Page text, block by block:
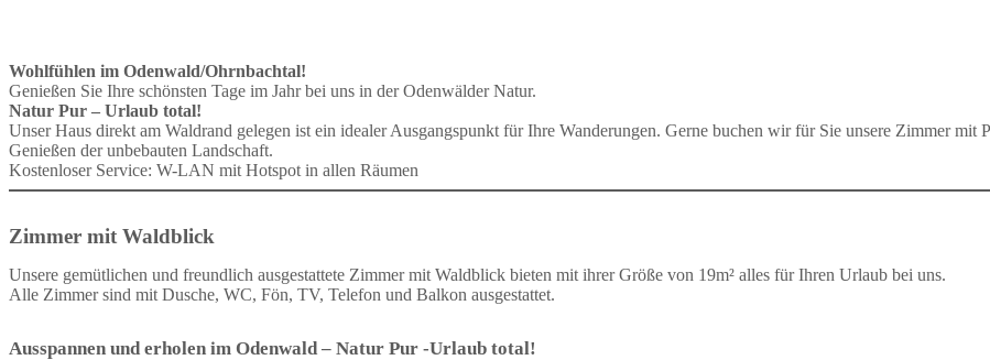
Wohlfühlen im Odenwald/Ohrnbachtal!
Genießen Sie Ihre schönsten Tage im Jahr bei uns in der Odenwälder Natur.
Natur Pur – Urlaub total!
Unser Haus direkt am Waldrand gelegen ist ein idealer Ausgangspunkt für Ihre Wanderungen. Gerne buchen wir für Sie unsere Zimmer
Genießen der unbebauten Landschaft.
Kostenloser Service: W-LAN mit Hotspot in allen Räumen
Zimmer mit Waldblick
Unsere gemütlichen und freundlich ausgestattete Zimmer mit Waldblick bieten mit ihrer Größe von 19m² alles für Ihren Urlaub bei uns.
Alle Zimmer sind mit Dusche, WC, Fön, TV, Telefon und Balkon ausgestattet.
Ausspannen und erholen im Odenwald – Natur Pur -Urlaub total!